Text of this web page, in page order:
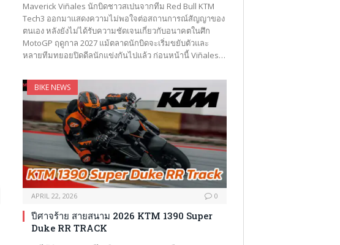
Maverick Viñales นักบิดชาวสเปนจากทีม Red Bull KTM
Tech3 ออกมาแสดงความไม่พอใจต่อสถานการณ์สัญญาของ
ตนเอง หลังยังไม่ได้รับความชัดเจนเกี่ยวกับอนาคตในศึก
MotoGP ฤดูกาล 2027 แม้ตลาดนักบิดจะเริ่มขยับตัวและ
หลายทีมทยอยปิดดีลนักแข่งกันไปแล้ว ก่อนหน้านี้ Viñales…
BIKE NEWS
APRIL 22, 2026 0
ปีศาจร้าย สายสนาม 2026 KTM 1390 Super
Duke RR TRACK